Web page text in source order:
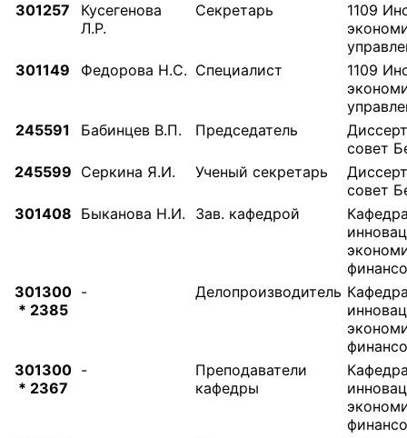
301257
Кусегенова
Л.Р.
Секретарь
1109
301149
Федорова Н.С. Специалист
1109
245591
Бабинцев В.П. Председатель
совет
245599 Серкина Я.И. Ученый секретарь
совет
301408 Быканова Н.И. Зав. кафедрой
301300
* 2385
- Делопроизводитель
301300
* 2367
-
Преподаватели
кафедры